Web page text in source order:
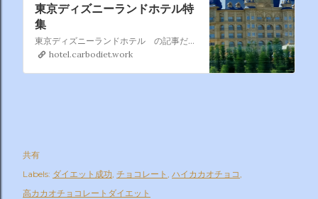
東京ディズニーランドホテル特
集
東京ディズニーランドホテル の記事だけ集めました。 東京ディズニーランドホテル は割と利用するので暫時記事を 追加していきますね。
hotel.carbodiet.work
共有
Labels: ダイエット成功 チョコレート ハイカカオチョコ
高カカオチョコレートダイエット